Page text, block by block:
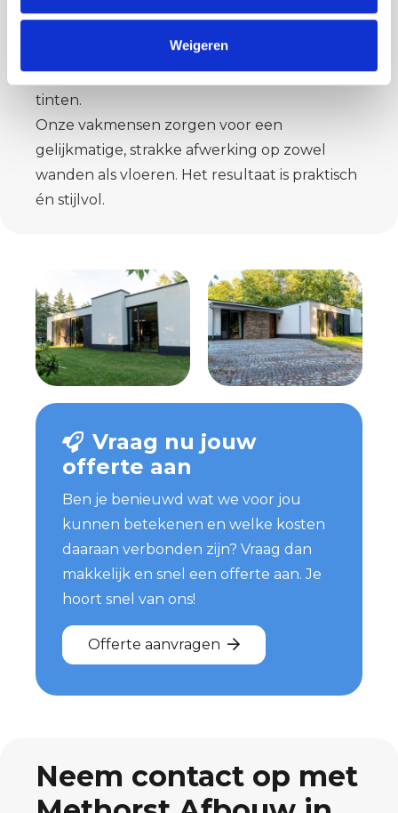
Weigeren
voor natte ruimtes zoals de badkamer,
keuken of het toilet. Het materiaal is
waterdicht, slijtvast en verkrijgbaar in diverse
tinten.
Onze vakmensen zorgen voor een
gelijkmatige, strakke afwerking op zowel
wanden als vloeren. Het resultaat is praktisch
én stijlvol.
Vraag nu jouw
offerte aan
Ben je benieuwd wat we voor jou
kunnen betekenen en welke kosten
daaraan verbonden zijn? Vraag dan
makkelijk en snel een offerte aan. Je
hoort snel van ons!
Offerte aanvragen
Neem contact op met